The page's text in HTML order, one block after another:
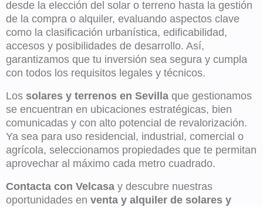
desde la elección del solar o terreno hasta la gestión
de la compra o alquiler, evaluando aspectos clave
como la clasificación urbanística, edificabilidad,
accesos y posibilidades de desarrollo. Así,
garantizamos que tu inversión sea segura y cumpla
con todos los requisitos legales y técnicos.
Los solares y terrenos en Sevilla que gestionamos
se encuentran en ubicaciones estratégicas, bien
comunicadas y con alto potencial de revalorización.
Ya sea para uso residencial, industrial, comercial o
agrícola, seleccionamos propiedades que te permitan
aprovechar al máximo cada metro cuadrado.
Contacta con Velcasa y descubre nuestras
oportunidades en venta y alquiler de solares y